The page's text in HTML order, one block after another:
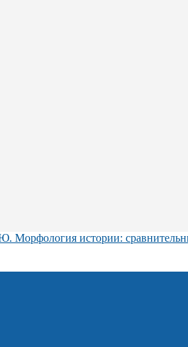
Морфология истории: